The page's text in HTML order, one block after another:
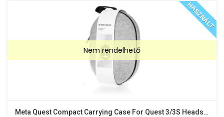
Nem rendelhető
HASZNÁLT
Meta Quest Compact Carrying Case For Quest 3/3S Headsets Tok